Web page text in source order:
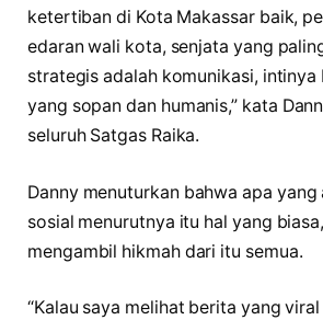
ketertiban di Kota Makassar baik,
edaran wali kota, senjata yang
strategis adalah komunikasi,
yang sopan dan humanis,” kata
seluruh Satgas Raika.
Danny menuturkan bahwa apa yang
sosial menurutnya itu hal yang
mengambil hikmah dari itu semua.
“Kalau saya melihat berita yang